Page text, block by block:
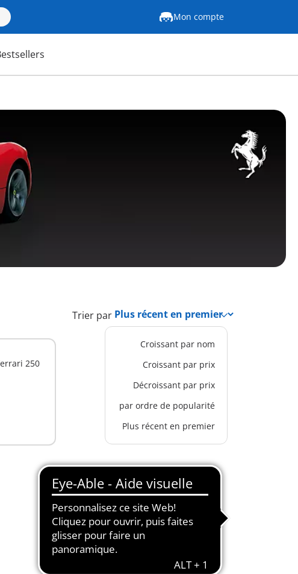
Mon compte
Trier par
Croissant par nom
Croissant par prix
Décroissant par prix
par ordre de popularité
Plus récent en premier
250